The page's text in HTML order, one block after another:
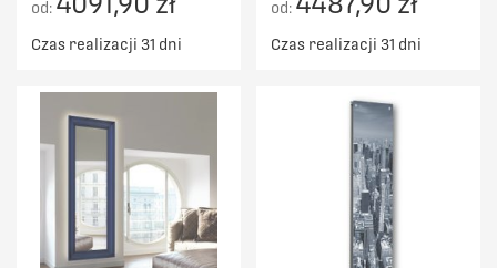
od:
Czas realizacji 31 dni
od:
Czas realizacji 31 dni